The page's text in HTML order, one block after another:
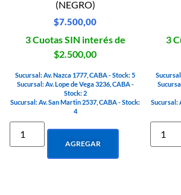
(NEGRO)
$7.500,00
3 Cuotas SIN interés de
$2.500,00
Sucursal: Av. Nazca 1777, CABA - Stock: 5
Sucursal: Av. Lope de Vega 3236, CABA -
Stock: 2
Sucursal: Av. San Martin 2537, CABA - Stock:
4
AGREGAR
3
Sucursal: